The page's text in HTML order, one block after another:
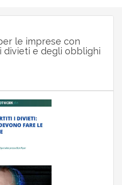
le imprese con
divieti e degli obblighi